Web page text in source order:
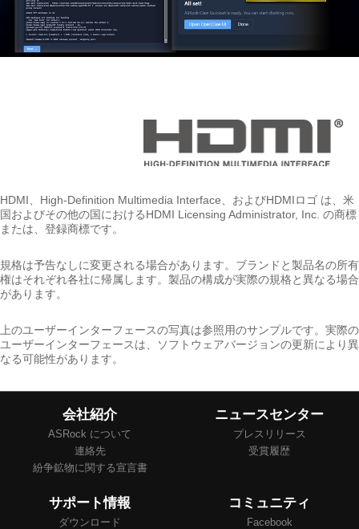
HDMI、High-Definition Multimedia Interface、およびHDMIロゴ は、米
国およびその他の国におけるHDMI Licensing Administrator, Inc. の商標
または、登録商標です。
規格は予告なしに変更される場合があります。ブランドと製品名の所有
権はそれぞれ各社に帰属します。製品の構成が実際の規格と異なる場合
があります。
上のユーザーインターフェースの写真は参照用のサンプルです。実際の
ユーザーインターフェースは、ソフトウェアバージョンの更新により異
なる可能性があります。
会社紹介
ASRock について
連絡先
紛争鉱物に関する宣言書
ニュースセンター
プレスリリース
受賞履歴
サポート情報
ダウンロード
コミュニティ
Facebook